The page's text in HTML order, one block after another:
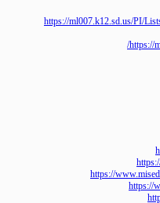
https://ml007.k12.sd.us/
https://